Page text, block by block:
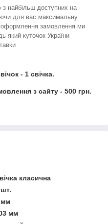
з найбільш доступних на
для вас максимальну
оформлення замовлення ми
який куточок України
- 1 свічка.
з сайту - 500 грн.
класична
мм
мм